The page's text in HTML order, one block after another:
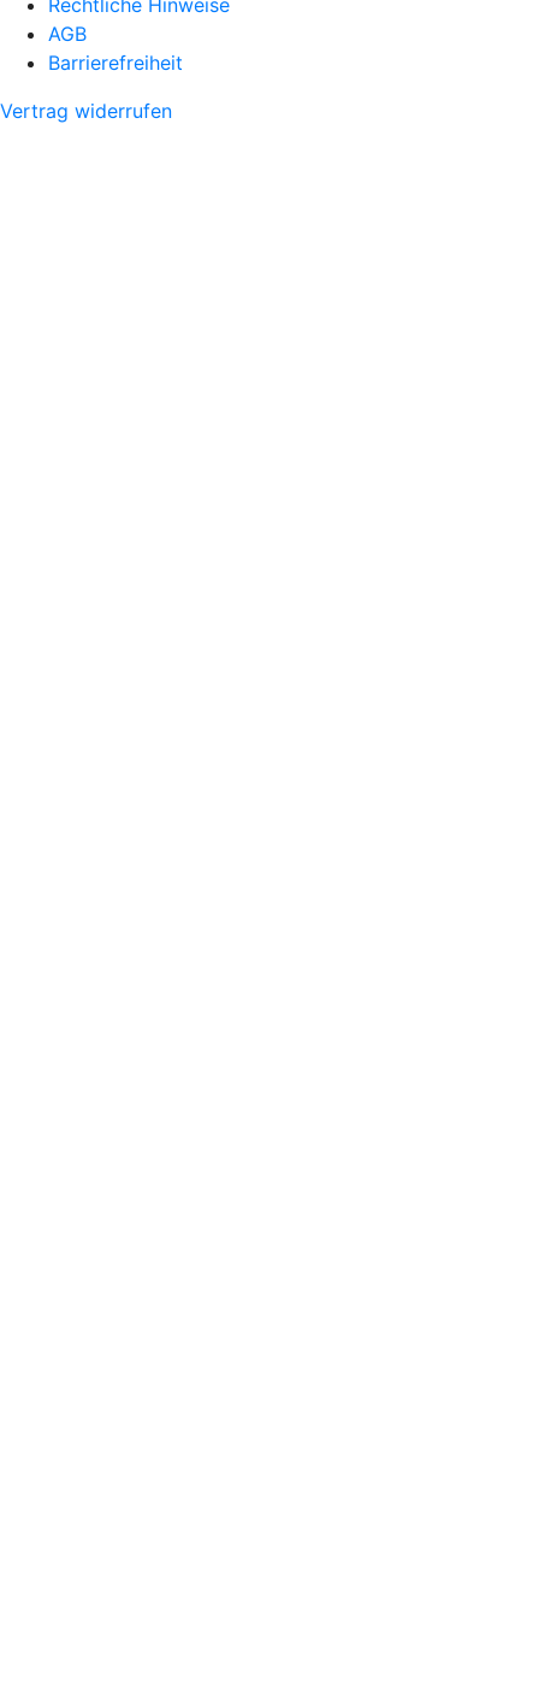
AGB
Barrierefreiheit
Vertrag widerrufen